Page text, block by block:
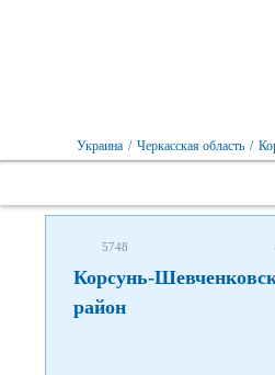
Украина / Черкасская область /
5748
Корсунь-
район